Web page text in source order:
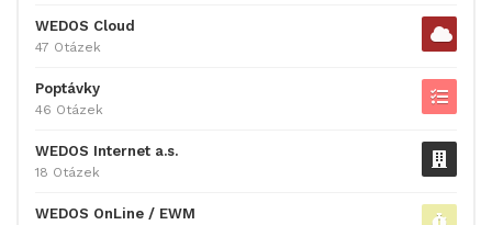
WEDOS Cloud
47 Otázek
Poptávky
46 Otázek
WEDOS Internet a.s.
18 Otázek
WEDOS OnLine / EWM